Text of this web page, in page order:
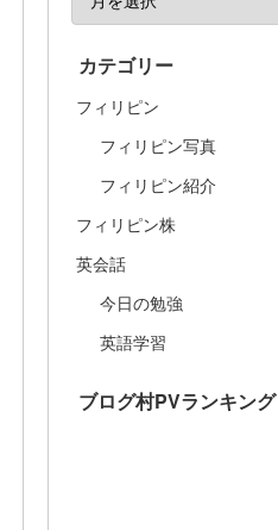
カテゴリー
フィリピン
フィリピン写真
フィリピン紹介
フィリピン株
英会話
今日の勉強
英語学習
ブログ村PVランキング